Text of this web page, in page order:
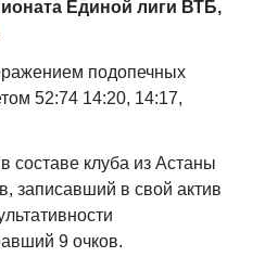
Единой лиги ВТБ,
подопечных
52:74 14:20, 14:17,
клуба из Астаны
записавший в свой актив
9 очков.